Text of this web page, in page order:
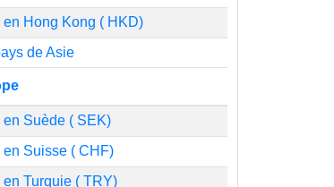
en Hong Kong ( HKD)
de Asie
en Suède ( SEK)
en Suisse ( CHF)
en Turquie ( TRY)